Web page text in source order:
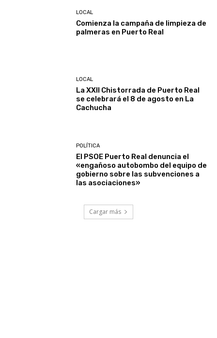
LOCAL
Comienza la campaña de limpieza de
palmeras en Puerto Real
LOCAL
La XXII Chistorrada de Puerto Real
se celebrará el 8 de agosto en La
Cachucha
POLÍTICA
El PSOE Puerto Real denuncia el
«engañoso autobombo del equipo de
gobierno sobre las subvenciones a
las asociaciones»
Cargar más